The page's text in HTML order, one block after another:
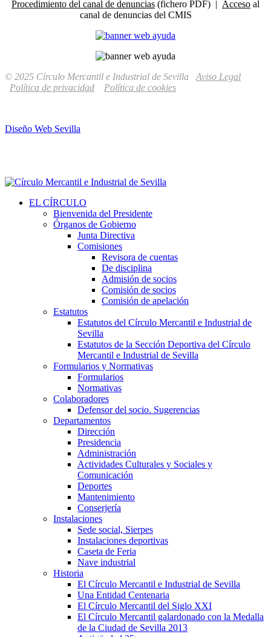
Procedimiento del canal de denuncias (fichero PDF) | Acceso al
canal de denuncias del CMIS
© 2025 Círculo Mercantil e Industrial de Sevilla Aviso Legal
Política de privacidad
Política de cookies
Diseño Web Sevilla
EL CÍRCULO
Bienvenida del Presidente
Órganos de Gobierno
Junta Directiva
Comisiones
Revisora de cuentas
De disciplina
Admisión de socios
Comisión de socios
Comisión de apelación
Estatutos
Estatutos del Círculo Mercantil e Industrial de
Sevilla
Estatutos de la Sección Deportiva del Círculo
Mercantil e Industrial de Sevilla
Formularios y Normativas
Formularios
Normativas
Colaboradores
Defensor del socio. Sugerencias
Departamentos
Dirección
Presidencia
Administración
Actividades Culturales y Sociales y
Comunicación
Deportes
Mantenimiento
Conserjería
Instalaciones
Sede social, Sierpes
Instalaciones deportivas
Caseta de Feria
Nave industrial
Historia
El Círculo Mercantil e Industrial de Sevilla
Una Entidad Centenaria
El Círculo Mercantil del Siglo XXI
El Círculo Mercantil galardonado con la Medalla
de la Ciudad de Sevilla 2013